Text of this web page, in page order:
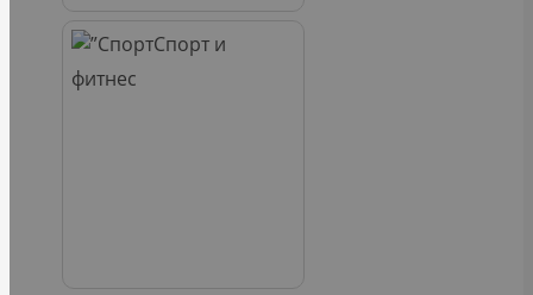
Спорт и
фитнес